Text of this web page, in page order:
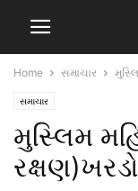
Home સમાચાર
સમાચાર
મુસ્લિમ